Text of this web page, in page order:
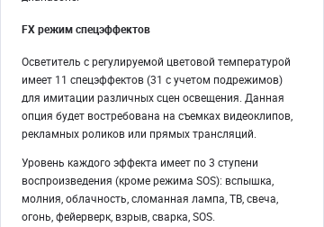
FX режим спецэффектов
Осветитель с регулируемой цветовой температурой
имеет 11 спецэффектов (31 с учетом подрежимов)
для имитации различных сцен освещения. Данная
опция будет востребована на съемках видеоклипов,
рекламных роликов или прямых трансляций.
Уровень каждого эффекта имеет по 3 ступени
воспроизведения (кроме режима SOS): вспышка,
молния, облачность, сломанная лампа, ТВ, свеча,
огонь, фейерверк, взрыв, сварка, SOS.